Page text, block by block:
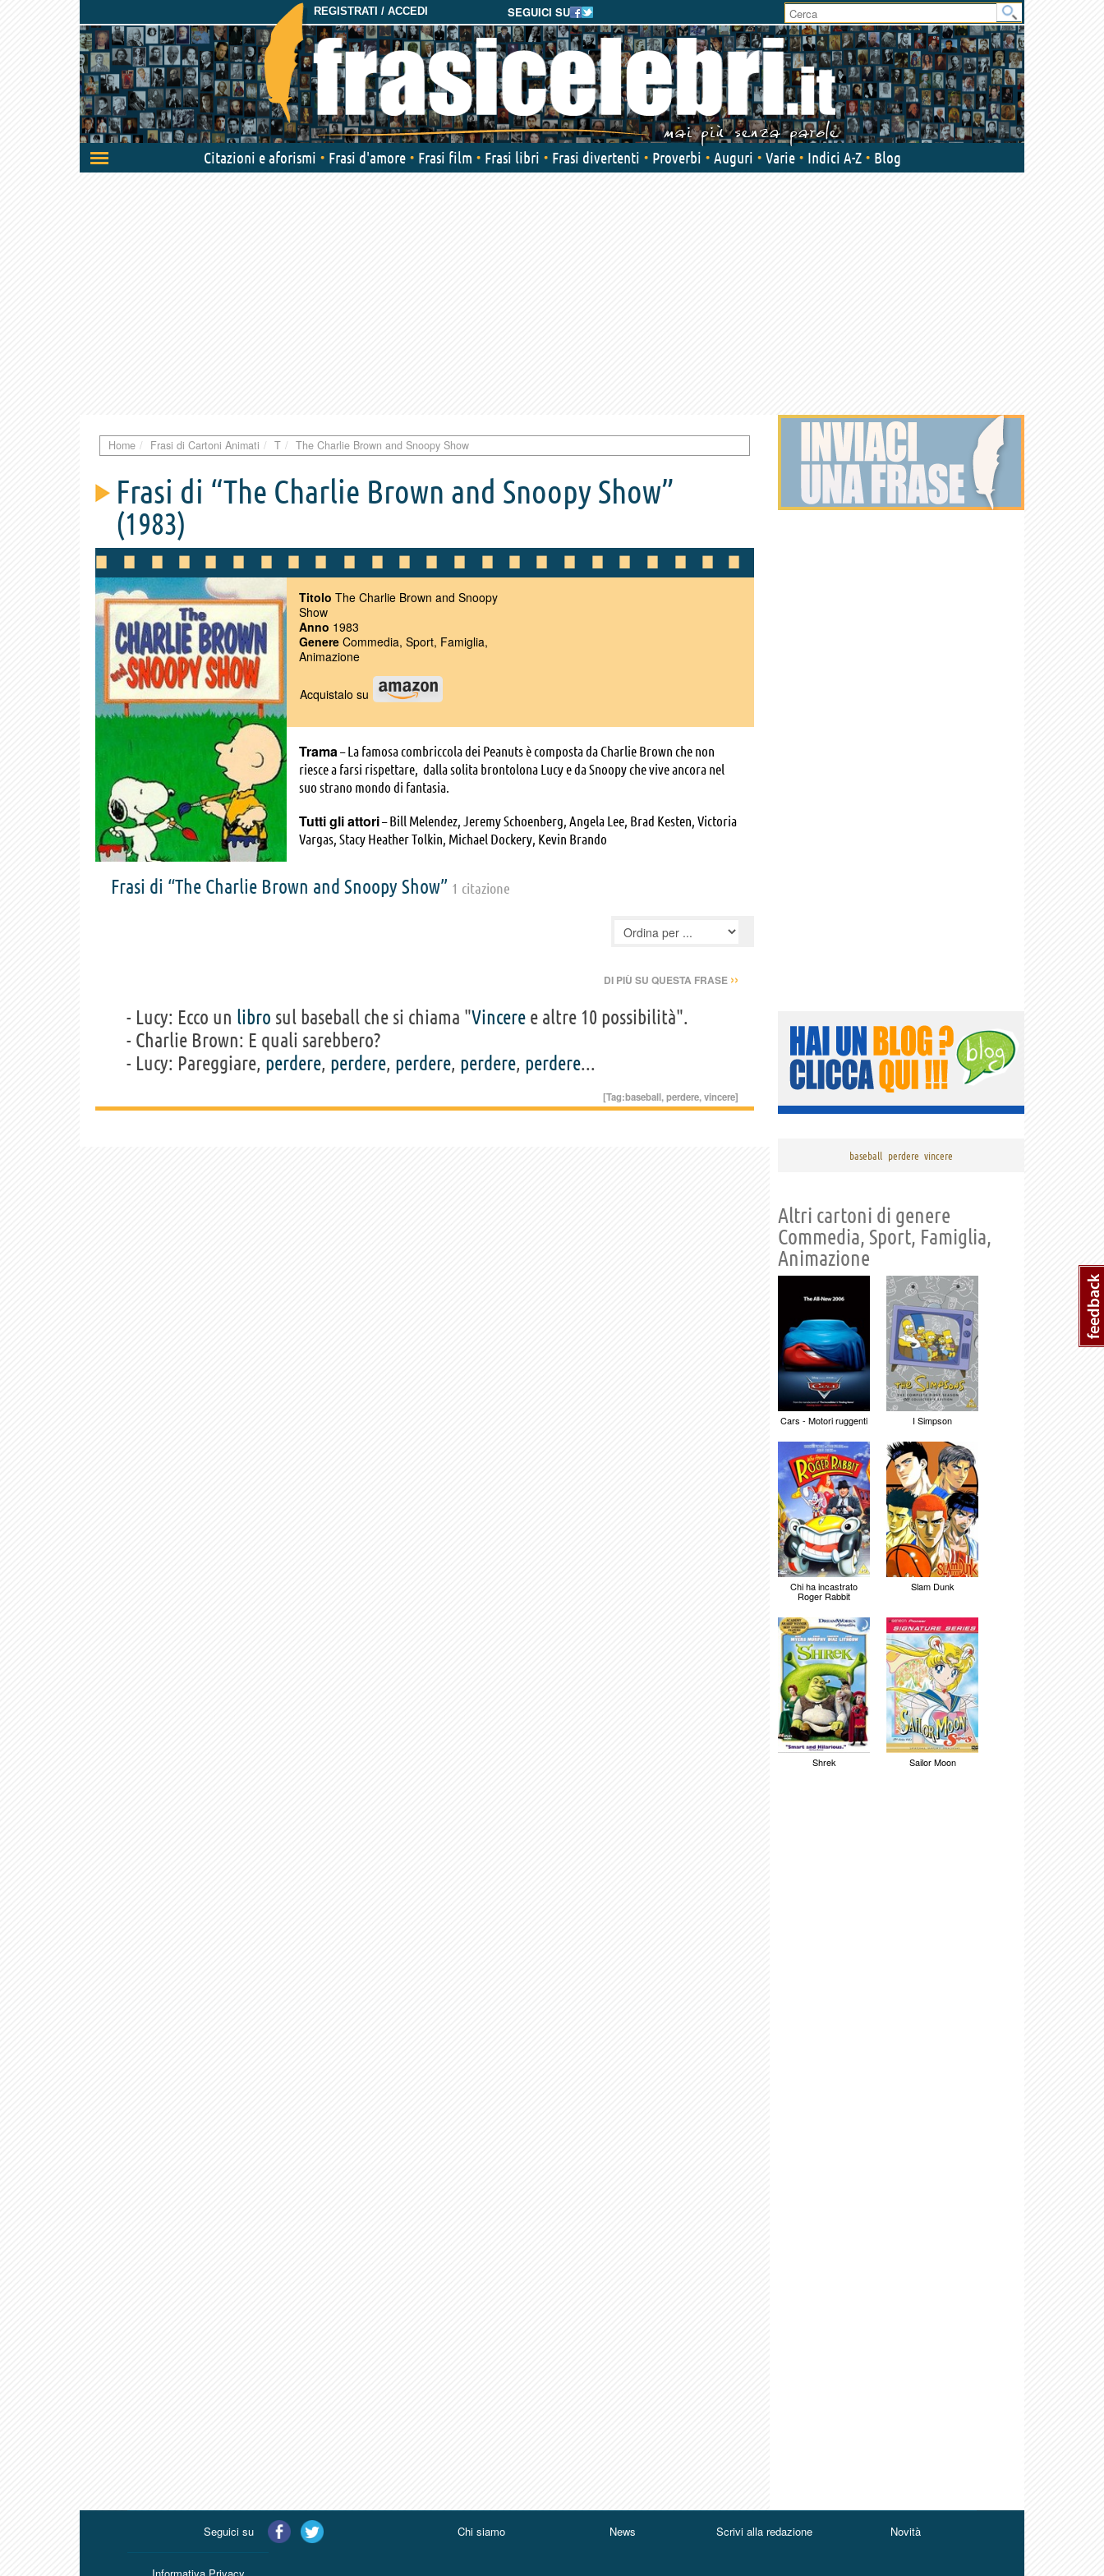
SEGUICI SU
REGISTRATI / ACCEDI
Attiva/disattiva
navigazione
User
area
Citazioni e aforismi Frasi d'amore Frasi film Frasi libri Frasi divertenti Proverbi Auguri Varie Indici A-Z Blog
Home Frasi di Cartoni Animati T The Charlie Brown and Snoopy Show
Frasi di “The Charlie Brown and Snoopy Show”
(1983)
Titolo The Charlie Brown and Snoopy
Show
Anno 1983
Genere Commedia, Sport, Famiglia,
Animazione
Acquistalo su
Trama – La famosa combriccola dei Peanuts è composta da Charlie Brown che non
riesce a farsi rispettare, dalla solita brontolona Lucy e da Snoopy che vive ancora nel
suo strano mondo di fantasia.
Tutti gli attori– Bill Melendez, Jeremy Schoenberg, Angela Lee, Brad Kesten, Victoria
Vargas, Stacy Heather Tolkin, Michael Dockery, Kevin Brando
Frasi di “The Charlie Brown and Snoopy Show” 1 citazione
DI PIÙ SU QUESTA FRASE ››
- Lucy: Ecco un libro sul baseball che si chiama "Vincere e altre 10 possibilità".
- Charlie Brown: E quali sarebbero?
- Lucy: Pareggiare, perdere, perdere, perdere, perdere, perdere...
[Tag:baseball,perdere,vincere]
baseball perdere vincere
Altri cartoni di genere
Commedia, Sport, Famiglia,
Animazione
Cars - Motori ruggenti I Simpson
Chi ha incastrato
Roger Rabbit
Slam Dunk
Shrek Sailor Moon
Seguici su Chi siamo News Scrivi alla redazione Novità